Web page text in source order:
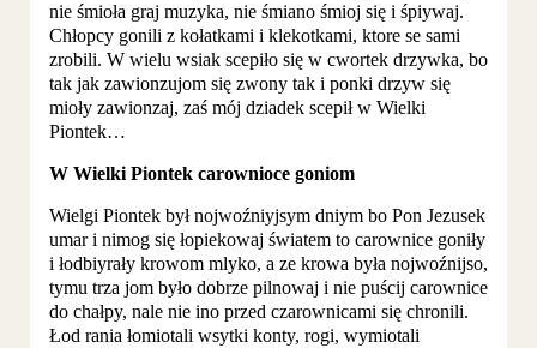
nie śmioła graj muzyka, nie śmiano śmioj się i śpiywaj.
Chłopcy gonili z kołatkami i klekotkami, ktore se sami
zrobili. W wielu wsiak scepiło się w cwortek drzywka, bo
tak jak zawionzujom się zwony tak i ponki drzyw się
mioły zawionzaj, zaś mój dziadek scepił w Wielki
Piontek…
W Wielki Piontek carownioce goniom
Wielgi Piontek był nojwoźniyjsym dniym bo Pon Jezusek
umar i nimog się łopiekowaj światem to carownice goniły
i łodbiyrały krowom mlyko, a ze krowa była nojwoźnijso,
tymu trza jom było dobrze pilnowaj i nie puścij carownice
do chałpy, nale nie ino przed czarownicami się chronili.
Łod rania łomiotali wsytki konty, rogi, wymiotali